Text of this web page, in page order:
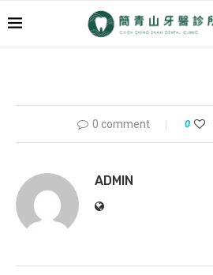
0 comment 0
ADMIN